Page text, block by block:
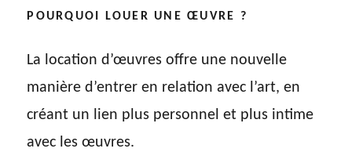
POURQUOI LOUER UNE ŒUVRE ?
La location d’œuvres offre une nouvelle
manière d’entrer en relation avec l’art, en
créant un lien plus personnel et plus intime
avec les œuvres.